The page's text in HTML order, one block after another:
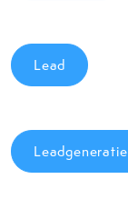
Lead
Leadgeneratie